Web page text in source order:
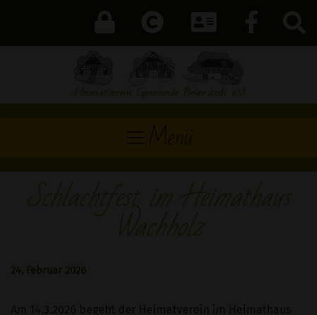
Schlachtfest im Heimathaus
Wachholz
24. Februar 2026